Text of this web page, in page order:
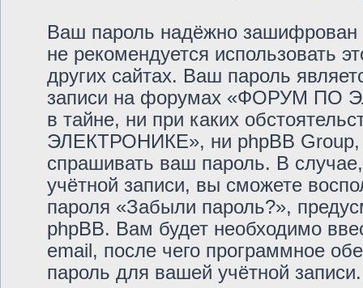
Ваш пароль надёжно
не рекомендуется использовать
других сайтах. Ваш пароль
записи на форумах «ФОРУМ ПО
в тайне, ни при каких
ЭЛЕКТРОНИКЕ», ни phpBB Group,
спрашивать ваш пароль. В
учётной записи, вы сможете
пароля «Забыли пароль?»,
phpBB. Вам будет необходимо
email, после чего программное
пароль для вашей учётной записи.